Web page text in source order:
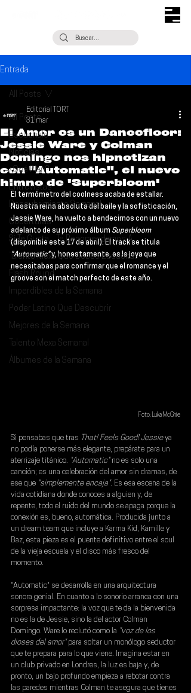
Entrada
All Posts
Escúchalo
Noticias
¿Qué Plan?
Entrevistas
Descubrimiento Semanal
Coberturas
Si Te Gusta... Te Recomendamos A...
Talento Mexa Que Debes Escuchar
Flash Round
Imperdibles de la Semana
Poder Latino Que Descubrir
Mejores de la Semana
Talento Mexa Semanal
Álbumes de la Semana
All Posts
El Amor es un Dancefloor:
Jessie Ware y Colman
Domingo nos hipnotizan
con "Automatic", el nuevo
himno de 'Superbloom'
Editorial TORT
31 mar
El termómetro del coolness acaba de estallar.
Nuestra reina absoluta del baile y la sofisticación,
Jessie Ware, ha vuelto a bendecirnos con un nuevo
adelanto de su próximo álbum Superbloom
(disponible este 17 de abril). El track se titula
"Automatic" y, honestamente, es la joya que
necesitabas para confirmar que el romance y el
groove son el match perfecto de este año.
Foto: Luka McGhie
Si pensabas que tras That! Feels Good! Jessie ya
no podía ponerse más elegante, prepárate para un
aterrizaje titánico. "Automatic" no es solo una
canción; es una celebración del amor sin dramas, de
ese que "simplemente encaja". Es esa escena de la
vida cotidiana donde conoces a alguien y, de
repente, todo el ruido del mundo se apaga porque la
conexión es, bueno, automática. Producida junto a
un dream team que incluye a Karma Kid, Kamille y
Baz, esta pieza es el puente definitivo entre el soul
de la vieja escuela y el disco más fresco del
momento.
"Automatic" se desarrolla en una arquitectura
sonora genial. En cuanto a lo sonorio arranca con una
sorpresa impactante: la voz que te da la bienvenida
no es la de Jessie, sino la del actor Colman
Domingo. Ware lo reclutó como la "voz de los
dioses del amor" para soltar un monólogo seductor
que te prepara para lo que viene. Imagina estar en
un club privado en Londres, la luz es baja y, de
pronto, un bajo profundo empieza a rebotar contra
las paredes mientras Colman te asegura que tienes